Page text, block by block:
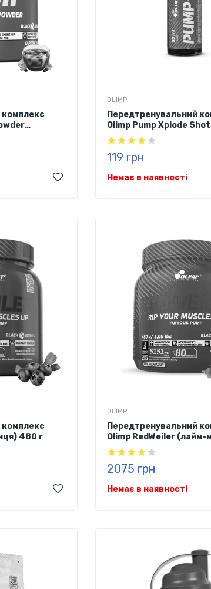
комплекс
г
OLIMP
Передтренувальний
Olimp Pump Xplode
60 мл
119 грн
Немає в наявності
комплекс
480 г
OLIMP
Передтренувальний
Olimp RedWeiler (лайм-
2075 грн
Немає в наявності